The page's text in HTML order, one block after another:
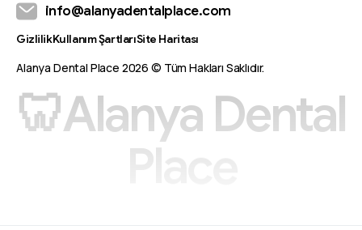
info@alanyadentalplace.com
GizlilikKullanım ŞartlarıSite Haritası
Alanya Dental Place 2026 © Tüm Hakları Saklıdır.
🦷Alanya Dental
Pl